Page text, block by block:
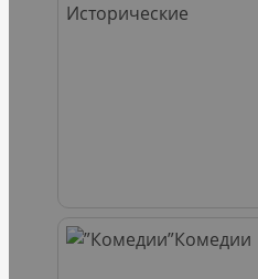
Исторические
Комедии